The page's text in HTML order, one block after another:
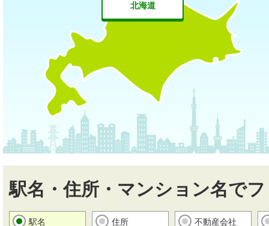
北海道
駅名・住所・マンション名で
駅名 住所 不動産会社